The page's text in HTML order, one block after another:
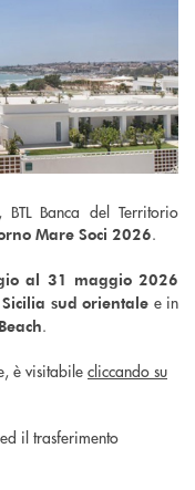
Banca del Territorio
Mare Soci 2026.
al 31 maggio 2026
sud orientale e in
.
è visitabile cliccando su
il trasferimento